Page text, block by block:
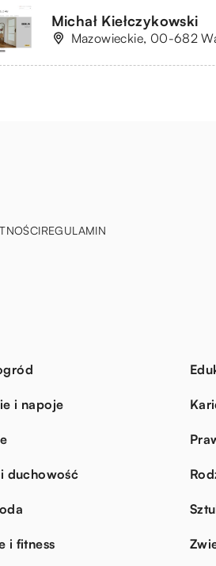
Michał Kiełczykowski
Mazowieckie, 00-682
REGULAMIN
i napoje
duchowość
i fitness